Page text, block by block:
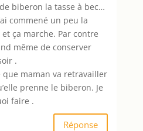
biberon la tasse à bec…
commené un peu la
ça marche. Par contre
même de conserver
.
que maman va retravailler
prenne le biberon. Je
faire .
Réponse